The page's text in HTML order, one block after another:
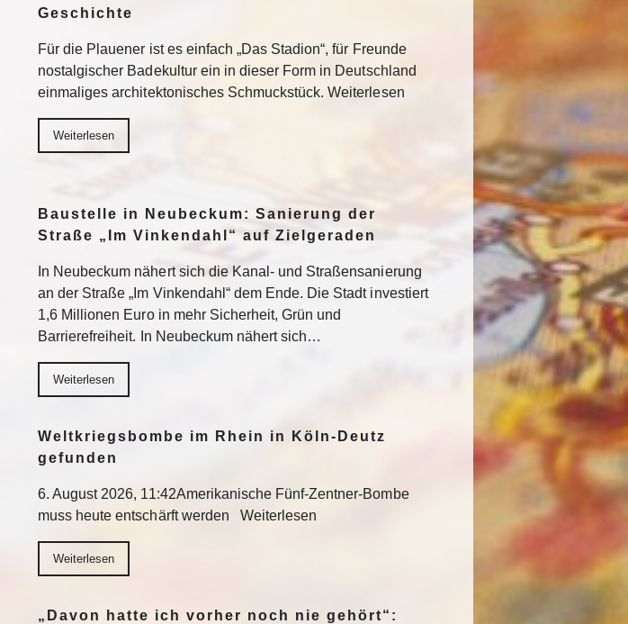
Geschichte
Für die Plauener ist es einfach „Das Stadion“, für Freunde
nostalgischer Badekultur ein in dieser Form in Deutschland
einmaliges architektonisches Schmuckstück. Weiterlesen
Weiterlesen
Baustelle in Neubeckum: Sanierung der
Straße „Im Vinkendahl“ auf Zielgeraden
In Neubeckum nähert sich die Kanal- und Straßensanierung
an der Straße „Im Vinkendahl“ dem Ende. Die Stadt investiert
1,6 Millionen Euro in mehr Sicherheit, Grün und
Barrierefreiheit. In Neubeckum nähert sich…
Weiterlesen
Weltkriegsbombe im Rhein in Köln-Deutz
gefunden
6. August 2026, 11:42Amerikanische Fünf-Zentner-Bombe
muss heute entschärft werden Weiterlesen
Weiterlesen
„Davon hatte ich vorher noch nie gehört“: